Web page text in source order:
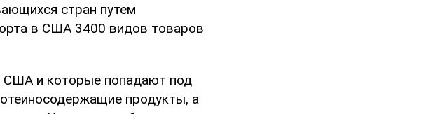
стран путем
в США 3400 видов товаров
США и которые попадают под
продукты, а